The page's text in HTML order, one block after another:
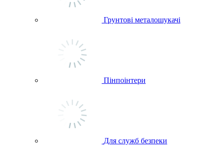
Грунтові металошукачі
Пінпоінтери
Для служб безпеки